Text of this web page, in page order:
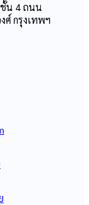
ชั้น 4 ถนน
ศ์ กรุงเทพฯ